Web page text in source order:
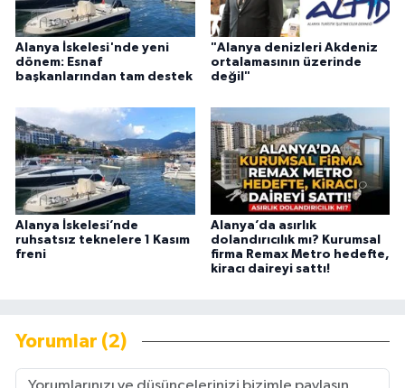
Alanya İskelesi'nde yeni
dönem: Esnaf
başkanlarından tam destek
"Alanya denizleri Akdeniz
ortalamasının üzerinde
değil"
Alanya İskelesi’nde
ruhsatsız teknelere 1 Kasım
freni
Alanya’da asırlık
dolandırıcılık mı? Kurumsal
firma Remax Metro hedefte,
kiracı daireyi sattı!
Yorumlar (2)